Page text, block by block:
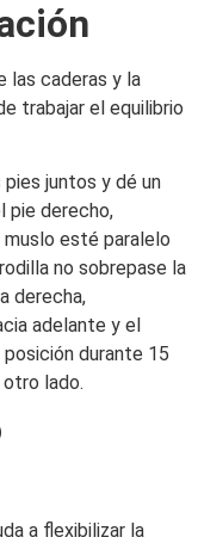
las caderas y la
trabajar el equilibrio
juntos y dé un
pie derecho,
esté paralelo
no sobrepase la
derecha,
adelante y el
durante 15
lado.​
a flexibilizar la